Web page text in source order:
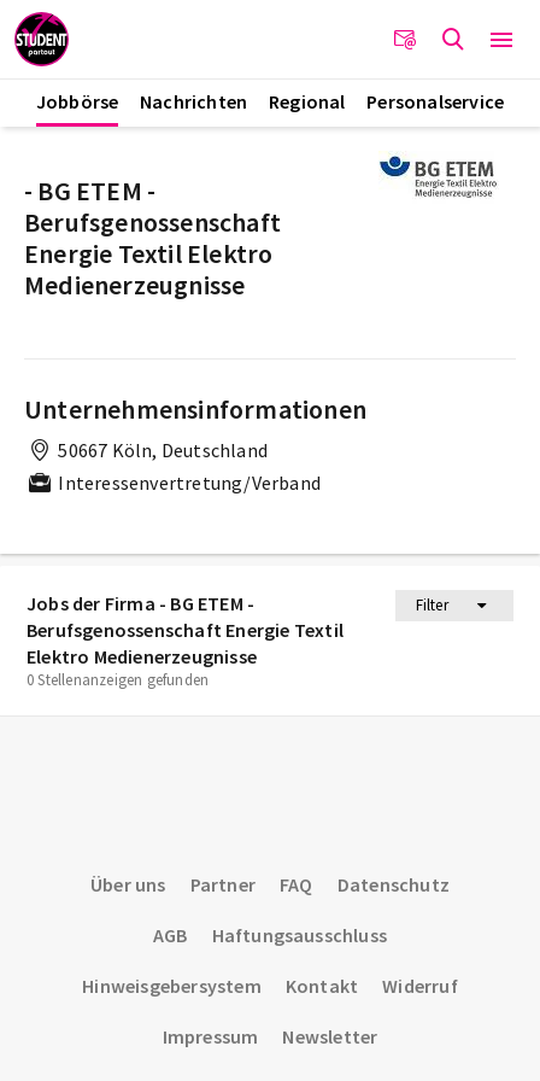
Jobbörse Nachrichten Regional Personalservice
Jobs der Firma - BG ETEM -
Berufsgenossenschaft Energie Textil
Elektro Medienerzeugnisse
Filter
0 Stellenanzeigen gefunden
- BG ETEM -
Berufsgenossenschaft
Energie Textil Elektro
Medienerzeugnisse
Unternehmensinformationen
50667 Köln, Deutschland
Interessenvertretung/Verband
Über uns Partner FAQ Datenschutz
AGB Haftungsausschluss
Hinweisgebersystem Kontakt Widerruf
Impressum Newsletter